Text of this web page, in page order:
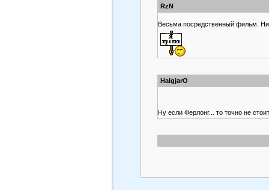
RzN
Весьма посредственный фильм. Ни
HalgjarO
Ну если Ферлонг... то точно не